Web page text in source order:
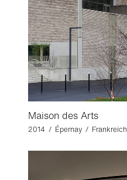
Maison des Arts
2014 / Épernay / Frankreich